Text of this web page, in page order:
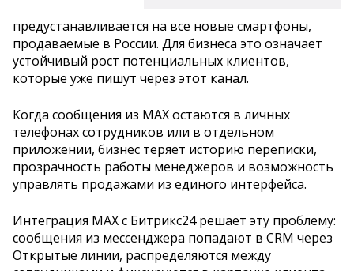
предустанавливается на все новые смартфоны,
продаваемые в России. Для бизнеса это означает
устойчивый рост потенциальных клиентов,
которые уже пишут через этот канал.
Когда сообщения из MAX остаются в личных
телефонах сотрудников или в отдельном
приложении, бизнес теряет историю переписки,
прозрачность работы менеджеров и возможность
управлять продажами из единого интерфейса.
Интеграция MAX с Битрикс24 решает эту проблему:
сообщения из мессенджера попадают в CRM через
Открытые линии, распределяются между